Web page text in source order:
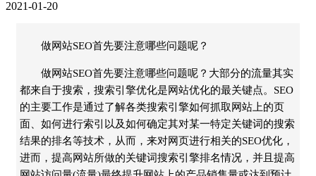
2021-01-20
做网站SEO首先要注意哪些问题呢？
做网站SEO首先要注意哪些问题呢？大部分的流量其实
都来自于搜索，搜索引擎优化是网站优化的最关键点。SEO
的主要工作是通过了解各类搜索引擎如何抓取网站上的页
面、如何进行索引以及如何确定其对某一特定关键词的搜索
结果的排名等技术，从而，来对网页进行相关的SEO优化，
进而，提高网站所做的关键词搜索引擎排名情况，并且提高